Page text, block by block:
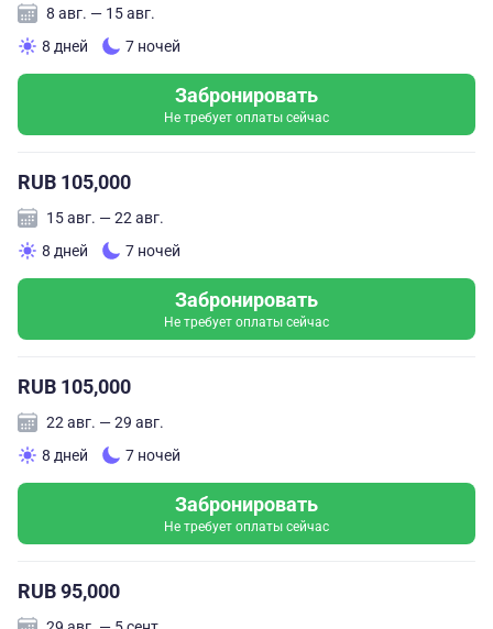
8 авг. — 15 авг.
8 дней
7 ночей
Забронировать
Не требует оплаты сейчас
RUB 105,000
15 авг. — 22 авг.
8 дней
7 ночей
Забронировать
Не требует оплаты сейчас
RUB 105,000
22 авг. — 29 авг.
8 дней
7 ночей
Забронировать
Не требует оплаты сейчас
RUB 95,000